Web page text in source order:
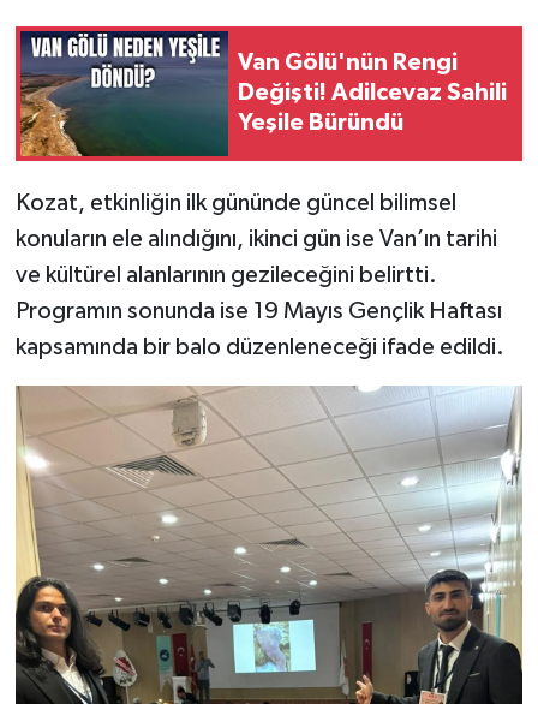
Van Gölü'nün Rengi
Değişti! Adilcevaz Sahili
Yeşile Büründü
Kozat, etkinliğin ilk gününde güncel bilimsel
konuların ele alındığını, ikinci gün ise Van’ın tarihi
ve kültürel alanlarının gezileceğini belirtti.
Programın sonunda ise 19 Mayıs Gençlik Haftası
kapsamında bir balo düzenleneceği ifade edildi.